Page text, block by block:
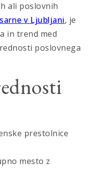
ali poslovnih
v Ljubljani, je
in trend med
poslovnega
prestolnice
mesto z